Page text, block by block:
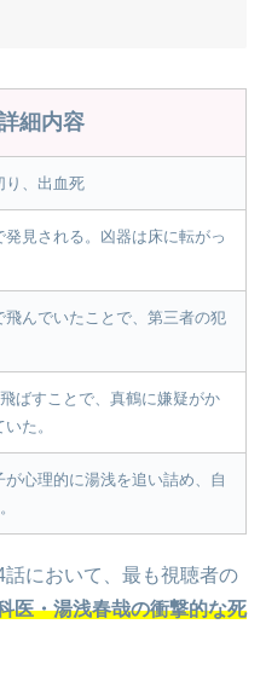
細内容
り、出血死
見される。凶器は床に転がっ
飛んでいたことで、第三者の犯
ばすことで、真鶴に嫌疑がか
た。
心理的に湯浅を追い詰め、自
話において、最も視聴者の
医・湯浅春哉の衝撃的な死